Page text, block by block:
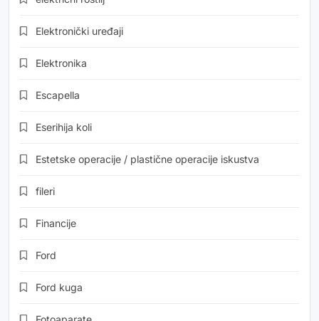
Elektronički uređaji
Elektronika
Escapella
Eserihija koli
Estetske operacije / plastične operacije iskustva
fileri
Financije
Ford
Ford kuga